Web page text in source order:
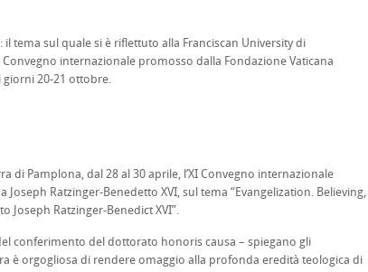
il tema sul quale si è riflettuto alla Franciscan University di
Convegno internazionale promosso dalla Fondazione Vaticana
giorni 20-21 ottobre.
di Pamplona, dal 28 al 30 aprile, l’XI Convegno internazionale
Ratzinger-Benedetto XVI, sul tema “Evangelization. Believing,
Joseph Ratzinger-Benedict XVI”.
conferimento del dottorato honoris causa – spiegano gli
è orgogliosa di rendere omaggio alla profonda eredità teologica di